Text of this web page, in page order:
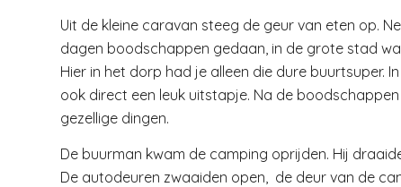
Uit de kleine caravan steeg de geur van eten op.
dagen boodschappen gedaan, in de grote stad
Hier in het dorp had je alleen die dure buurtsuper.
ook direct een leuk uitstapje. Na de
gezellige dingen.
De buurman kwam de camping oprijden. Hij
De autodeuren zwaaiden open, de deur van de